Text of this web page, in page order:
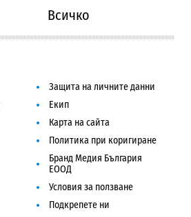
Всичко
Защита на личните данни
Екип
Карта на сайта
Политика при коригиране
Бранд Медия България
ЕООД
Условия за ползване
Подкрепете ни